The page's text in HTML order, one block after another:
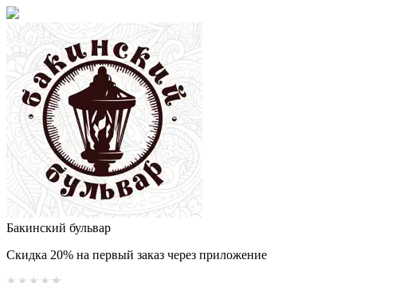
Бакинский бульвар
Скидка 20% на первый заказ через приложение